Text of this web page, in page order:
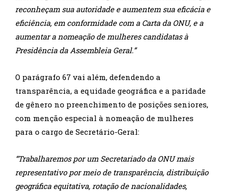
reconheçam sua autoridade e aumentem sua eficácia e
eficiência, em conformidade com a Carta da ONU, e a
aumentar a nomeação de mulheres candidatas à
Presidência da Assembleia Geral.”
O parágrafo 67 vai além, defendendo a
transparência, a equidade geográfica e a paridade
de gênero no preenchimento de posições seniores,
com menção especial à nomeação de mulheres
para o cargo de Secretário-Geral:
“Trabalharemos por um Secretariado da ONU mais
representativo por meio de transparência, distribuição
geográfica equitativa, rotação de nacionalidades,